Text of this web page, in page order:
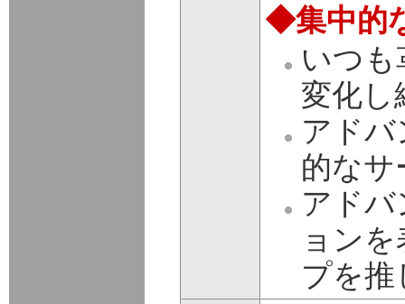
◆集中的
いつも
変化し
アド
的なサ
アド
ョン
プを